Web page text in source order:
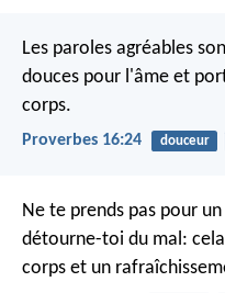
Les paroles agréables
douces pour l'âme et
corps.
Proverbes 16:24 douceur
Ne te prends pas pour un
détourne-toi du mal:
corps et un